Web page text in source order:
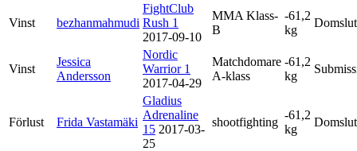
Vinst bezhanmahmudi
FightClub
Rush 1
2017-09-10
MMA Klass-
B
-61,2
kg
Domslut
Vinst
Jessica
Andersson
Nordic
Warrior 1
2017-04-29
Matchdomare
A-klass
-61,2
kg
Förlust Frida Vastamäki
Gladius
Adrenaline
15 2017-03-
25
shootfighting
-61,2
kg
Domslut